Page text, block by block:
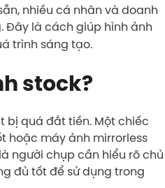
nhiều cá nhân và doanh
Đây là cách giúp hình ảnh
trình sáng tạo.
stock?
bị quá đắt tiền. Một chiếc
hoặc máy ảnh mirrorless
người chụp cần hiểu rõ chủ
đủ tốt để sử dụng trong